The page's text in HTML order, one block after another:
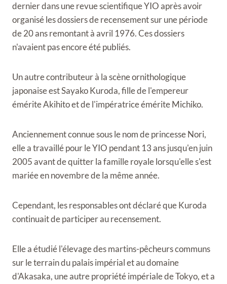
dernier dans une revue scientifique YIO après avoir
organisé les dossiers de recensement sur une période
de 20 ans remontant à avril 1976. Ces dossiers
n'avaient pas encore été publiés.
Un autre contributeur à la scène ornithologique
japonaise est Sayako Kuroda, fille de l'empereur
émérite Akihito et de l'impératrice émérite Michiko.
Anciennement connue sous le nom de princesse Nori,
elle a travaillé pour le YIO pendant 13 ans jusqu'en juin
2005 avant de quitter la famille royale lorsqu'elle s'est
mariée en novembre de la même année.
Cependant, les responsables ont déclaré que Kuroda
continuait de participer au recensement.
Elle a étudié l'élevage des martins-pêcheurs communs
sur le terrain du palais impérial et au domaine
d'Akasaka, une autre propriété impériale de Tokyo, et a